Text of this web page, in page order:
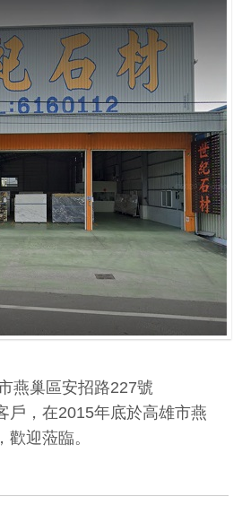
燕巢區安招路227號
戶，在2015年底於高雄市燕
迎蒞臨。